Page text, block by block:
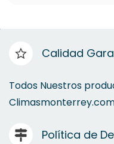
Calidad
Todos Nuestros
Política de